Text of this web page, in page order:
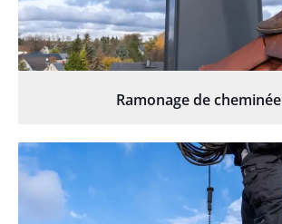
Ramonage de cheminée